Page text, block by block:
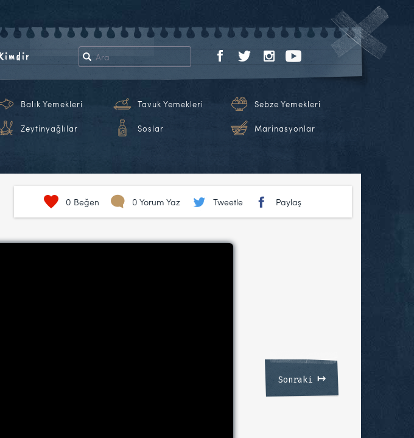
Balık Yemekleri Tavuk Yemekleri Sebze Yemekleri
Zeytinyağlılar Soslar Marinasyonlar
0 Beğen 0 Yorum Yaz Tweetle Paylaş
Sonraki ↦